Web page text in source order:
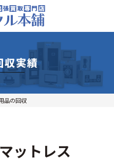
収実績
品の回収
ットレス